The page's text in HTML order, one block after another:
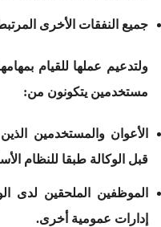
جميع النفقات الأخرى
ولتدعيم عملها للقيام
مستخدمين يتكونون من:
الأعوان والمستخدمين
قبل الوكالة طبقا للنظام
الموظفين الملحقين لدى
إدارات عمومية أخرى.